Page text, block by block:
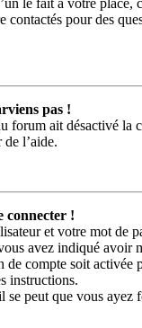
contactés pour des
pas !
forum ait désactivé
l’aide.
connecter !
et votre mot de
avez indiqué avoir
de compte soit
instructions.
se peut que vous